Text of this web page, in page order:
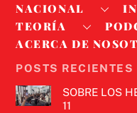
NACIONAL
TEORÍA
ACERCA DE
POSTS RECIENTES
SOBRE LOS
11